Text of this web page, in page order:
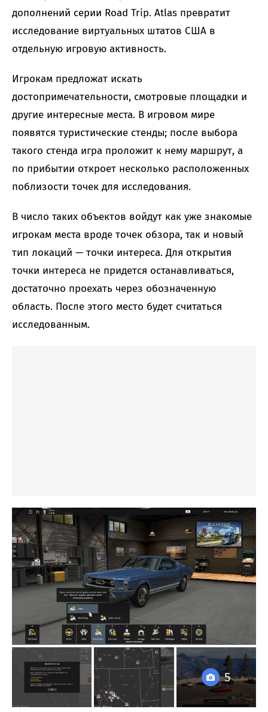
дополнений серии Road Trip. Atlas превратит
исследование виртуальных штатов США в
отдельную игровую активность.
Игрокам предложат искать
достопримечательности, смотровые площадки и
другие интересные места. В игровом мире
появятся туристические стенды; после выбора
такого стенда игра проложит к нему маршрут, а
по прибытии откроет несколько расположенных
поблизости точек для исследования.
В число таких объектов войдут как уже знакомые
игрокам места вроде точек обзора, так и новый
тип локаций — точки интереса. Для открытия
точки интереса не придется останавливаться,
достаточно проехать через обозначенную
область. После этого место будет считаться
исследованным.
5